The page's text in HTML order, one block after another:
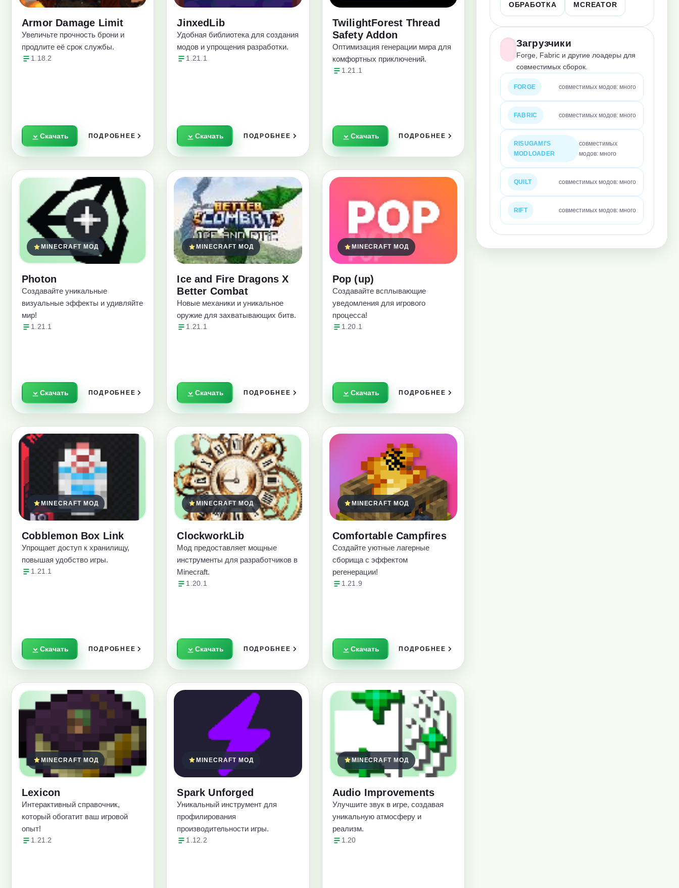
Armor Damage Limit
Увеличьте прочность брони и
продлите её срок службы.
1.18.2
Скачать ПОДРОБНЕЕ
JinxedLib
Удобная библиотека для создания
модов и упрощения разработки.
1.21.1
Скачать ПОДРОБНЕЕ
TwilightForest Thread
Safety Addon
Оптимизация генерации мира для
комфортных приключений.
1.21.1
Скачать ПОДРОБНЕЕ
MINECRAFT МОД
Photon
Создавайте уникальные
визуальные эффекты и удивляйте
мир!
1.21.1
Скачать ПОДРОБНЕЕ
MINECRAFT МОД
Ice and Fire Dragons X
Better Combat
Новые механики и уникальное
оружие для захватывающих битв.
1.21.1
Скачать ПОДРОБНЕЕ
MINECRAFT МОД
Pop (up)
Создавайте всплывающие
уведомления для игрового
процесса!
1.20.1
Скачать ПОДРОБНЕЕ
MINECRAFT МОД
Cobblemon Box Link
Упрощает доступ к хранилищу,
повышая удобство игры.
1.21.1
Скачать ПОДРОБНЕЕ
MINECRAFT МОД
ClockworkLib
Мод предоставляет мощные
инструменты для разработчиков в
Minecraft.
1.20.1
Скачать ПОДРОБНЕЕ
MINECRAFT МОД
Comfortable Campfires
Создайте уютные лагерные
сборища с эффектом
регенерации!
1.21.9
Скачать ПОДРОБНЕЕ
MINECRAFT МОД
Lexicon
Интерактивный справочник,
который обогатит ваш игровой
опыт!
1.21.2
MINECRAFT МОД
Spark Unforged
Уникальный инструмент для
профилирования
производительности игры.
1.12.2
MINECRAFT МОД
Audio Improvements
Улучшите звук в игре, создавая
уникальную атмосферу и
реализм.
1.20
ОБРАБОТКА MCREATOR
Загрузчики
Forge, Fabric и другие лоадеры для
совместимых сборок.
FORGE совместимых модов: много
FABRIC совместимых модов: много
RISUGAMI'S
MODLOADER
совместимых
модов: много
QUILT совместимых модов: много
RIFT совместимых модов: много